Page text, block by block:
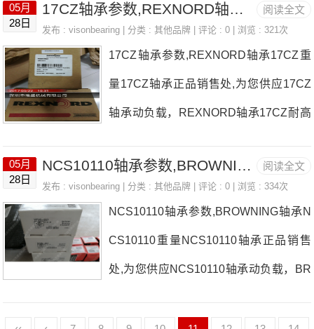
阅读全文
05月
28日
17CZ轴承参数,REXNORD轴承17CZ重量
发布 :visonbearing | 分类 :其他品牌 | 评论 : 0 | 浏览 : 321次
17CZ轴承参数,REXNORD轴承17CZ重
量17CZ轴承正品销售处,为您供应17CZ
轴承动负载，REXNORD轴承17CZ耐高
及图纸，准确的17CZ轴承价格，17CZ轴
阅读全文
05月
28日
NCS10110轴承参数,BROWNING轴承NCS10110重量
发布 :visonbearing | 分类 :其他品牌 | 评论 : 0 | 浏览 : 334次
NCS10110轴承参数,BROWNING轴承N
CS10110重量NCS10110轴承正品销售
处,为您供应NCS10110轴承动负载，BR